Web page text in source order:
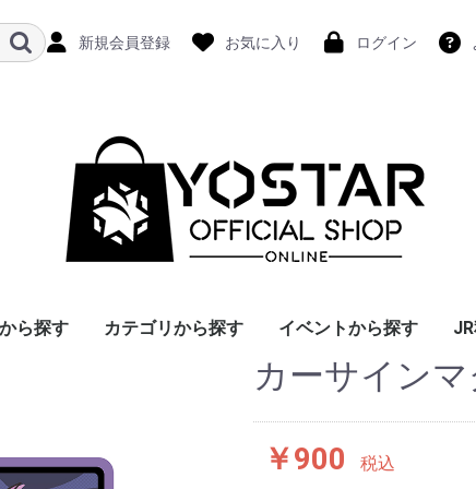
新規会員登録 お気に入り ログイン
ら探す カテゴリから探す イベントから探す
カーサインマ
￥900 税込